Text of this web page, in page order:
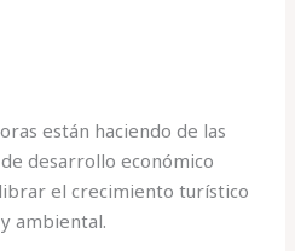
están haciendo de las
desarrollo económico
el crecimiento turístico
ambiental.